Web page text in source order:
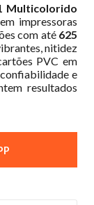
Multicolorido
impressoras
com até 625
nitidez
PVC em
e
resultados